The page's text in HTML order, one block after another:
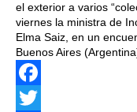
el exterior a varios
viernes la ministra de
Elma Saiz, en un
Buenos Aires
Facebook